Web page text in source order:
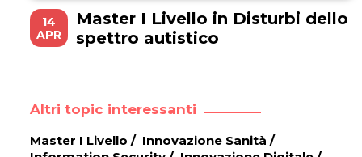
14
APR
Master I Livello in Disturbi dello
spettro autistico
Altri topic interessanti
Master I Livello / Innovazione Sanità /